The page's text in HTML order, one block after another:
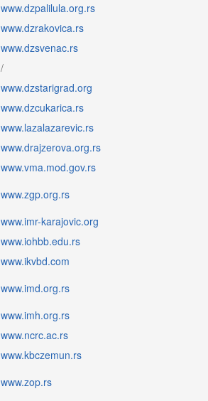
www.dzpalilula.org.rs
www.dzrakovica.rs
www.dzsvenac.rs
/
www.dzstarigrad.org
www.dzcukarica.rs
www.lazalazarevic.rs
www.drajzerova.org.rs
www.vma.mod.gov.rs
www.zgp.org.rs
www.imr-karajovic.org
www.iohbb.edu.rs
www.ikvbd.com
www.imd.org.rs
www.imh.org.rs
www.ncrc.ac.rs
www.kbczemun.rs
www.zop.rs